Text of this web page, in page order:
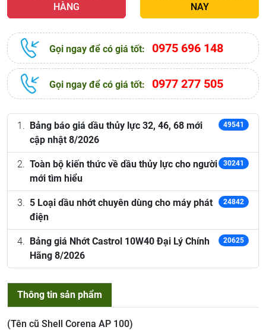
HÀNG
NAY
Gọi ngay để có giá tốt: 0975 696 148
Gọi ngay để có giá tốt: 0977 277 505
Bảng báo giá dầu thủy lực 32, 46, 68 mới
cập nhật 8/2026
49541
Toàn bộ kiến thức về dầu thủy lực cho người
mới tìm hiểu
30241
5 Loại dầu nhớt chuyên dùng cho máy phát
điện
24842
Bảng giá Nhớt Castrol 10W40 Đại Lý Chính
Hãng 8/2026
20625
Thông tin sản phẩm
(Tên cũ Shell Corena AP 100)